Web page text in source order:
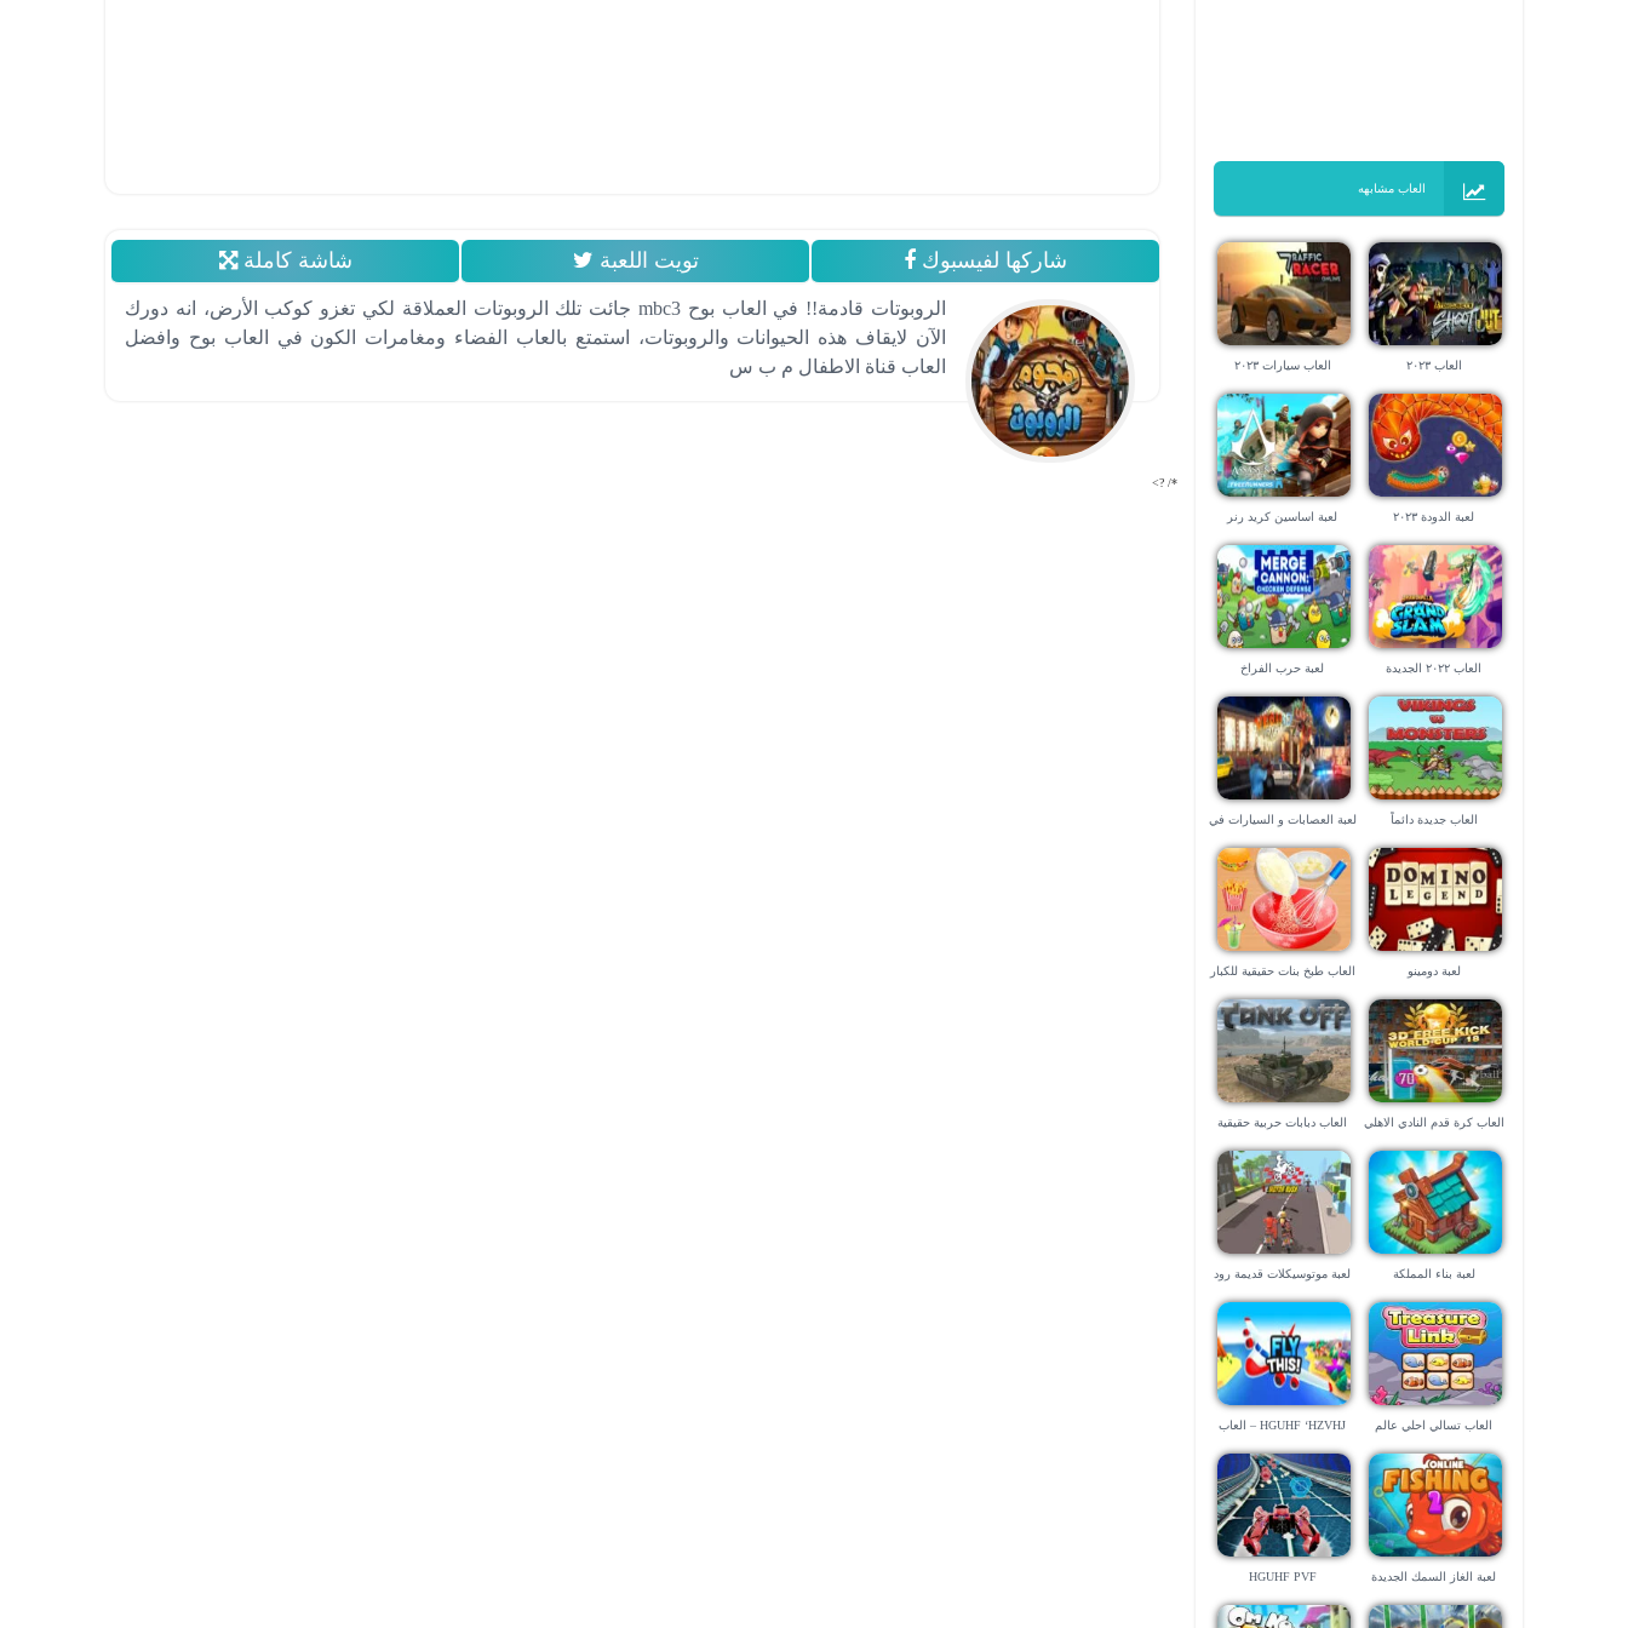
العاب مشابهه
العاب ٢٠٢٣ العاب سيارات ٢٠٢٣
لعبة الدودة ٢٠٢٣ لعبة اساسين كريد رنر
العاب ٢٠٢٢ الجديدة لعبة حرب الفراخ
العاب جديدة دائماً
لعبة العصابات و السيارات في
لعبة دومينو العاب طبخ بنات حقيقية للكبار
العاب كرة قدم النادي الاهلي العاب دبابات حربية حقيقية
لعبة بناء المملكة
لعبة موتوسيكلات قديمة رود
العاب تسالي احلي عالم
HGUHF ‘HZVHJ – العاب
لعبة الغاز السمك الجديدة HGUHF PVF
شاركها لفيسبوك تويت اللعبة شاشة كاملة
الروبوتات قادمة!! في العاب بوح mbc3 جائت تلك الروبوتات العملاقة لكي تغزو كوكب الأرض، انه دورك
الآن لايقاف هذه الحيوانات والروبوتات، استمتع بالعاب الفضاء ومغامرات الكون في العاب بوح وافضل
العاب قناة الاطفال م ب س
*/ ?>